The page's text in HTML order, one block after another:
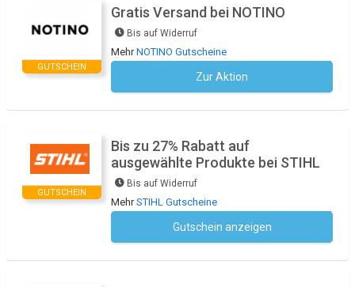
GUTSCHEIN
Gratis Versand bei NOTINO
Bis auf Widerruf
MehrNOTINO Gutscheine
Zur Aktion
GUTSCHEIN
Bis zu 27% Rabatt auf
ausgewählte Produkte bei STIHL
Bis auf Widerruf
MehrSTIHL Gutscheine
Gutschein anzeigen